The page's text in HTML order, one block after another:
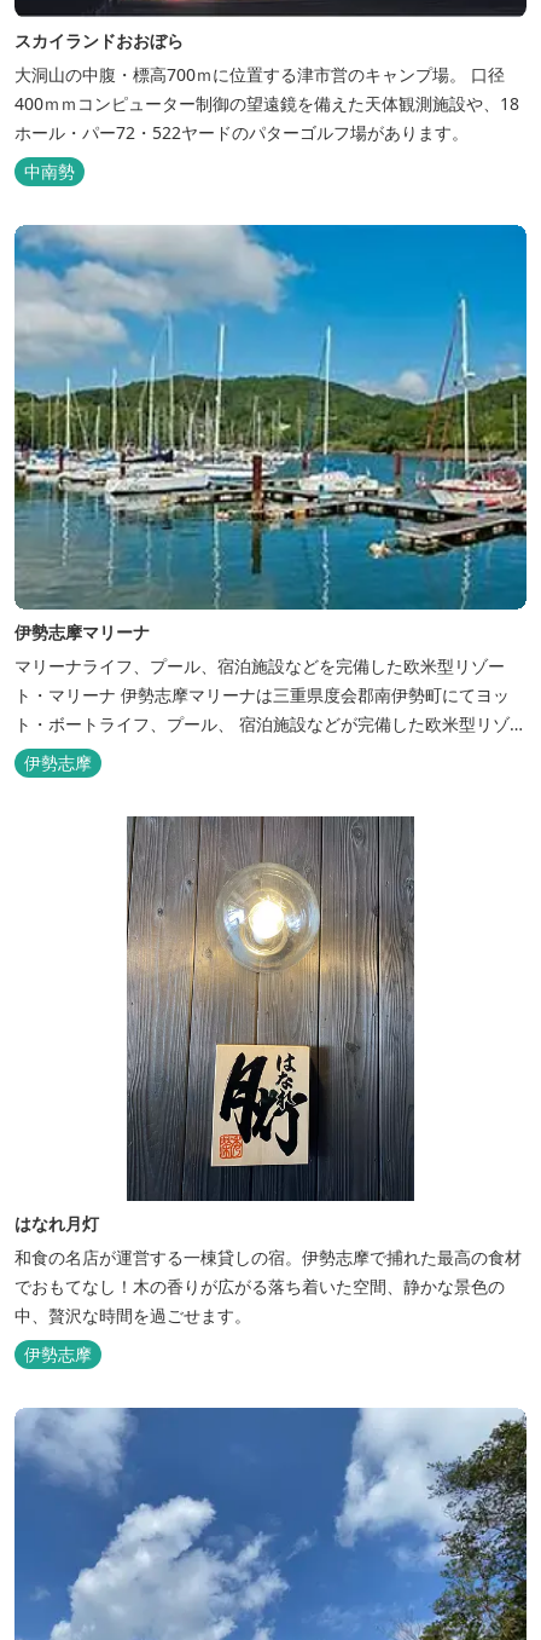
スカイランドおおぼら
大洞山の中腹・標高700ｍに位置する津市営のキャンプ場。 口径
400ｍｍコンピューター制御の望遠鏡を備えた天体観測施設や、18
ホール・パー72・522ヤードのパターゴルフ場があります。
中南勢
伊勢志摩マリーナ
マリーナライフ、プール、宿泊施設などを完備した欧米型リゾー
ト・マリーナ 伊勢志摩マリーナは三重県度会郡南伊勢町にてヨッ
ト・ボートライフ、プール、 宿泊施設などが完備した欧米型リゾー
ト・マリーナの管理・運営を行っております。
伊勢志摩
はなれ月灯
和食の名店が運営する一棟貸しの宿。伊勢志摩で捕れた最高の食材
でおもてなし！木の香りが広がる落ち着いた空間、静かな景色の
中、贅沢な時間を過ごせます。
伊勢志摩